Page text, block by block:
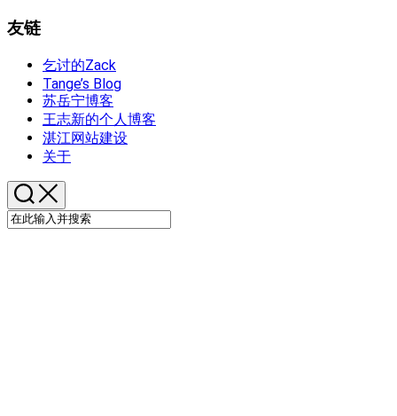
友链
乞讨的Zack
Tange’s Blog
苏岳宁博客
王志新的个人博客
湛江网站建设
关于